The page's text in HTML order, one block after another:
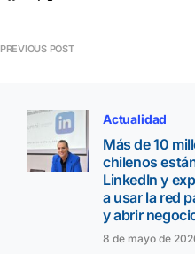
PREVIOUS POST
Actualidad
Más de 10
chilenos
LinkedIn y
a usar la red
y abrir
8 de mayo de